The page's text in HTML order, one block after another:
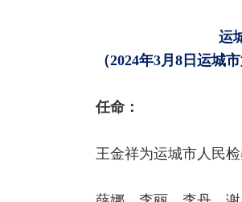
运
（2024年3月8日运城
任命：
王金祥为运城市人民